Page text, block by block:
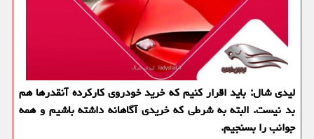
لیدی شال: باید اقرار كنیم كه خرید خودروی كاركرده آنقدرها هم
بد نیست. البته به شرطی كه خریدی آگاهانه داشته باشیم و همه
جوانب را بسنجیم.